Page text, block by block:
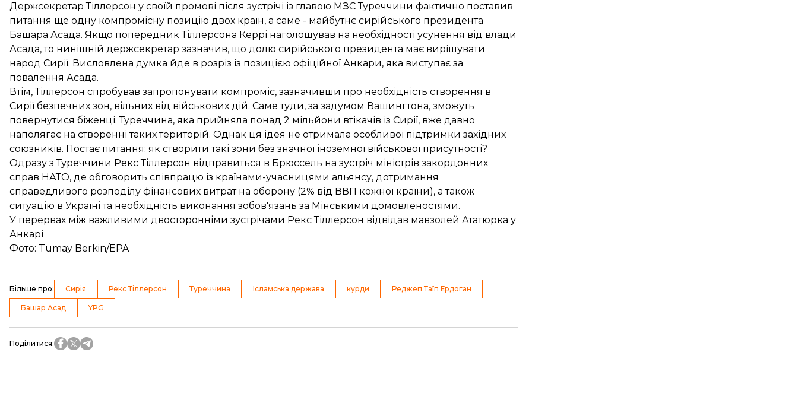
Держсекретар Тіллерсон у своїй промові після зустрічі із главою МЗС Туреччини фактично поставив
питання ще одну компромісну позицію двох країн, а саме - майбутнє сирійського президента
Башара Асада. Якщо попередник Тіллерсона Керрі наголошував на необхідності усунення від влади
Асада, то нинішній держсекретар зазначив, що долю сирійського президента має вирішувати
народ Сирії. Висловлена думка йде в розріз із позицією офіційної Анкари, яка виступає за
повалення Асада.
Втім, Тіллерсон спробував запропонувати компроміс, зазначивши про необхідність створення в
Сирії безпечних зон, вільних від військових дій. Саме туди, за задумом Вашингтона, зможуть
повернутися біженці. Туреччина, яка прийняла понад 2 мільйони втікачів із Сирії, вже давно
наполягає на створенні таких територій. Однак ця ідея не отримала особливої підтримки західних
союзників. Постає питання: як створити такі зони без значної іноземної військової присутності?
Одразу з Туреччини Рекс Тіллерсон відправиться в Брюссель на зустріч міністрів закордонних
справ НАТО, де обговорить співпрацю із країнами-учасницями альянсу, дотримання
справедливого розподілу фінансових витрат на оборону (2% від ВВП кожної країни), а також
ситуацію в Україні та необхідність виконання зобов'язань за Мінськими домовленостями.
У перервах між важливими двосторонніми зустрічами Рекс Тіллерсон відвідав мавзолей Ататюрка у
Анкарі
Фото: Tumay Berkin/EPA
Більше про: Сирія Рекс Тіллерсон Туреччина Ісламська держава курди Реджеп Таїп Ердоган
Башар Асад YPG
Поділитися: